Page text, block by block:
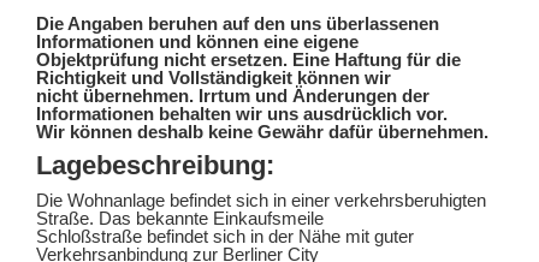
Die Angaben beruhen auf den uns überlassenen
Informationen und können eine eigene
Objektprüfung nicht ersetzen. Eine Haftung für die
Richtigkeit und Vollständigkeit können wir
nicht übernehmen. Irrtum und Änderungen der
Informationen behalten wir uns ausdrücklich vor.
Wir können deshalb keine Gewähr dafür übernehmen.
Lagebeschreibung:
Die Wohnanlage befindet sich in einer verkehrsberuhigten
Straße. Das bekannte Einkaufsmeile
Schloßstraße befindet sich in der Nähe mit guter
Verkehrsanbindung zur Berliner City